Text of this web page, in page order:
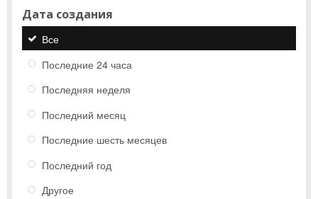
Дата создания
Все
Последние 24 часа
Последняя неделя
Последний месяц
Последние шесть месяцев
Последний год
Другое